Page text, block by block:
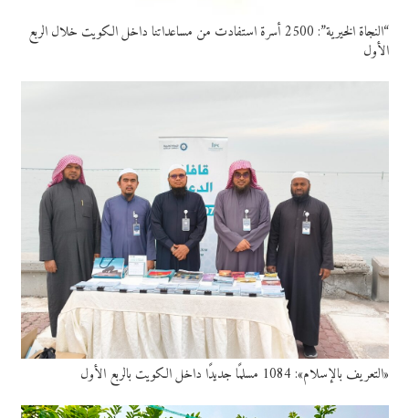
“النجاة الخيرية”: 2500 أسرة استفادت من مساعداتنا داخل الكويت خلال الربع
الأول
«التعريف بالإسلام»: 1084 مسلمًا جديدًا داخل الكويت بالربع الأول